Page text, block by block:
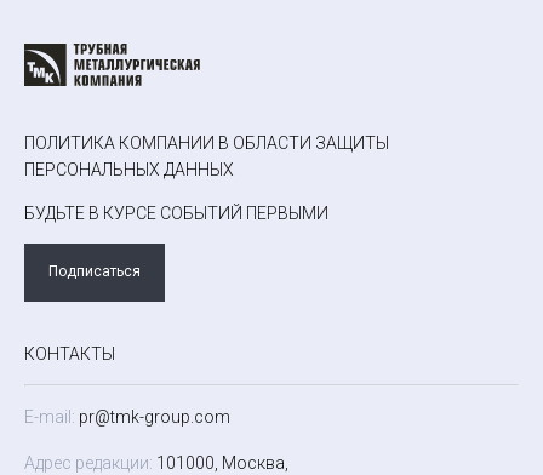
ПОЛИТИКА КОМПАНИИ В ОБЛАСТИ ЗАЩИТЫ
ПЕРСОНАЛЬНЫХ ДАННЫХ
БУДЬТЕ В КУРСЕ СОБЫТИЙ ПЕРВЫМИ
Подписаться
КОНТАКТЫ
E-mail: pr@tmk-group.com
Адрес редакции: 101000, Москва,